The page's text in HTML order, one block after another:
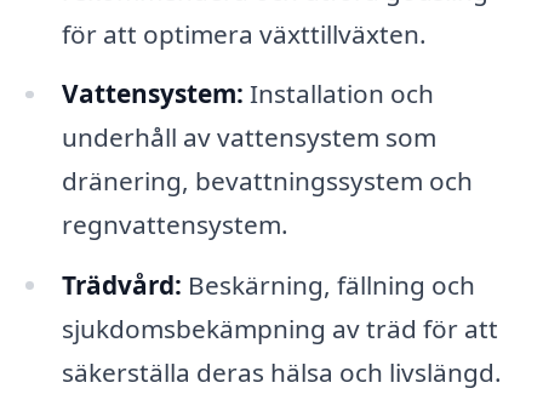
för att optimera växttillväxten.
Vattensystem: Installation och
underhåll av vattensystem som
dränering, bevattningssystem och
regnvattensystem.
Trädvård: Beskärning, fällning och
sjukdomsbekämpning av träd för att
säkerställa deras hälsa och livslängd.